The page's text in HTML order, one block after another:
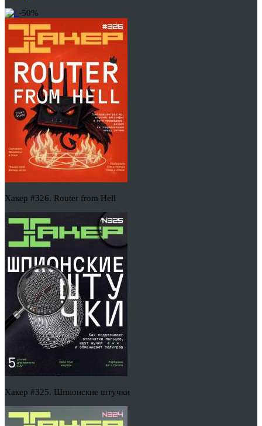
-50%
Хакер #326. Router from Hell
Хакер #325. Шпионские штучки